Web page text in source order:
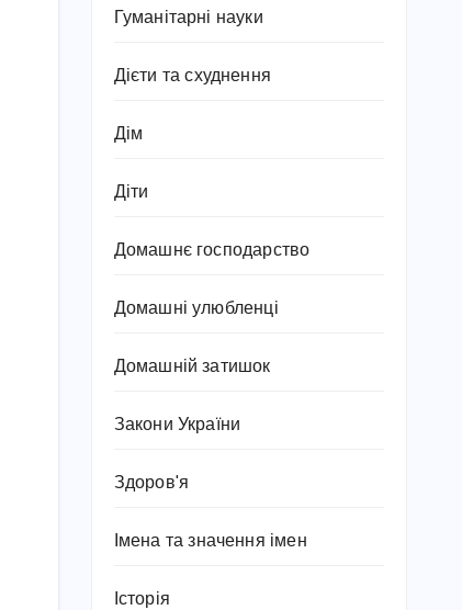
Гуманітарні науки
Дієти та схуднення
Дім
Діти
Домашнє господарство
Домашні улюбленці
Домашній затишок
Закони України
Здоров'я
Імена та значення імен
Історія